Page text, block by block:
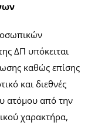
ΔΠ υπόκειται
καθώς επίσης
και διεθνές
ατόμου από την
χαρακτήρα,